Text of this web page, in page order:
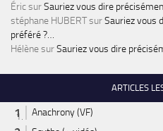
ÉricsurSauriez vous dire
stéphane HUBERTsurSauriez vous
préféré ?…
HélènesurSauriez vous dire
ARTICLES
Anachrony (VF)